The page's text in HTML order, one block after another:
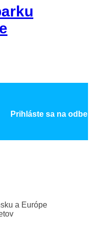
Prihláste sa na
a Európe